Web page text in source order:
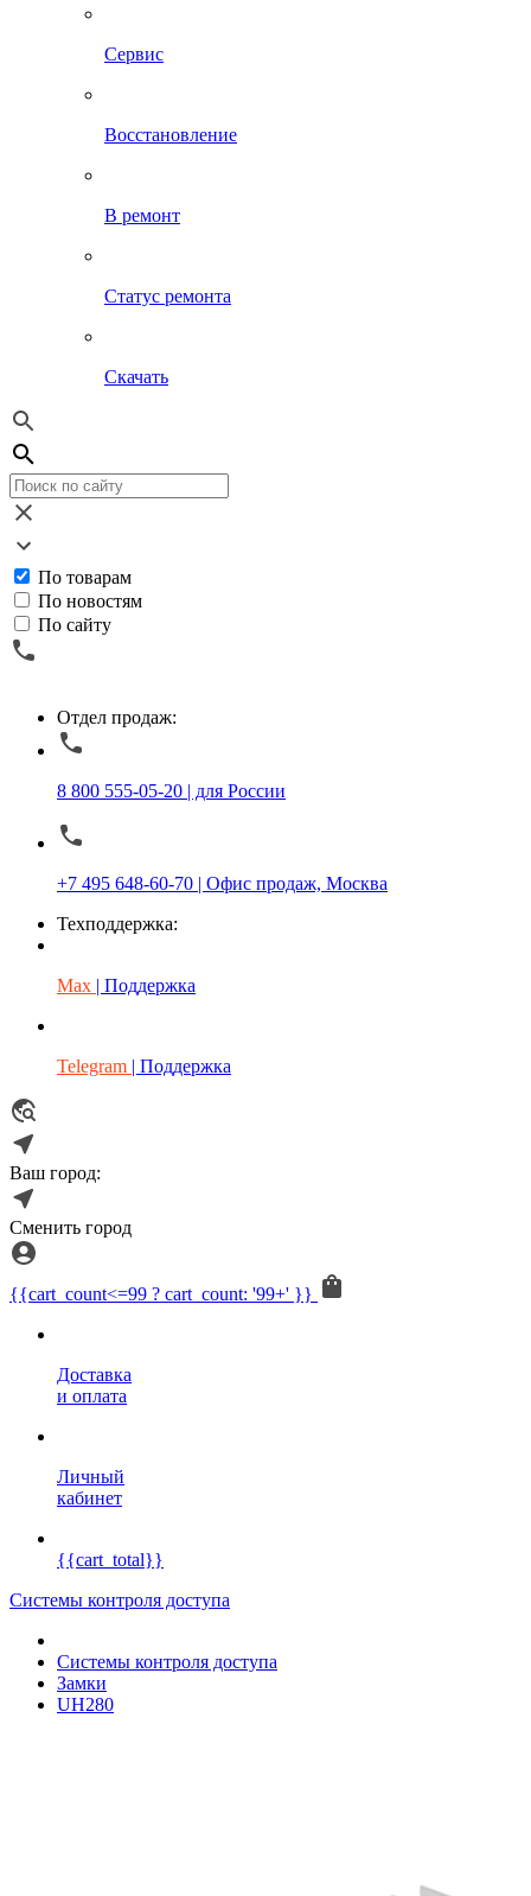
Сервис
Восстановление
В ремонт
Статус ремонта
Скачать
По товарам
По новостям
По сайту
Отдел продаж:
8 800 555-05-20 | для России
+7 495 648-60-70 | Офис продаж, Москва
Техподдержка:
Max | Поддержка
Telegram | Поддержка
Ваш город:
Сменить город
{{cart_count<=99 ? cart_count: '99+' }}
Доставка
и оплата
Личный
кабинет
{{cart_total}}
Системы контроля доступа
Системы контроля доступа
Замки
UH280